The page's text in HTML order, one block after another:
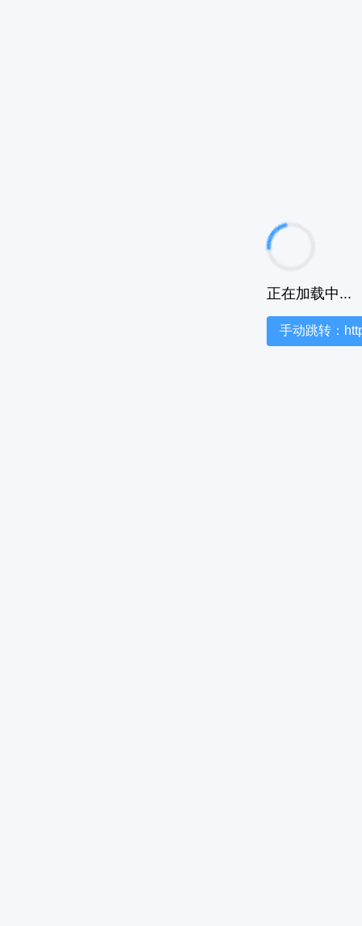
正在加载中...
手动跳转：